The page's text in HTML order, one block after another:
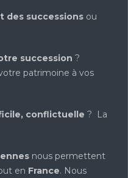
des successions ou
succession ?
patrimoine à vos
conflictuelle ? La
nous permettent
en France. Nous